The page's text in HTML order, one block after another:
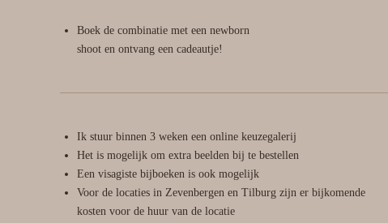
Boek de combinatie met een newborn
shoot en ontvang een cadeautje!
Ik stuur binnen 3 weken een online keuzegalerij
Het is mogelijk om extra beelden bij te bestellen
Een visagiste bijboeken is ook mogelijk
Voor de locaties in Zevenbergen en Tilburg zijn er bijkomende
kosten voor de huur van de locatie